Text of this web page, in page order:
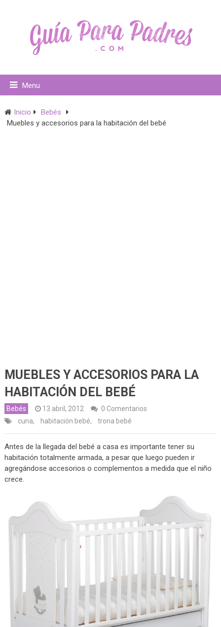
Menu
Inicio
Bebés
Muebles y accesorios para la habitación del bebé
MUEBLES Y ACCESORIOS PARA LA
HABITACIÓN DEL BEBÉ
Bebés 13 abril, 2012
0 Comentarios
cuna, habitación bebé, trona bebé
Antes de la llegada del bebé a casa es importante tener su
habitación totalmente armada, a pesar que luego pueden ir
agregándose accesorios o complementos a medida que el niño
crece.